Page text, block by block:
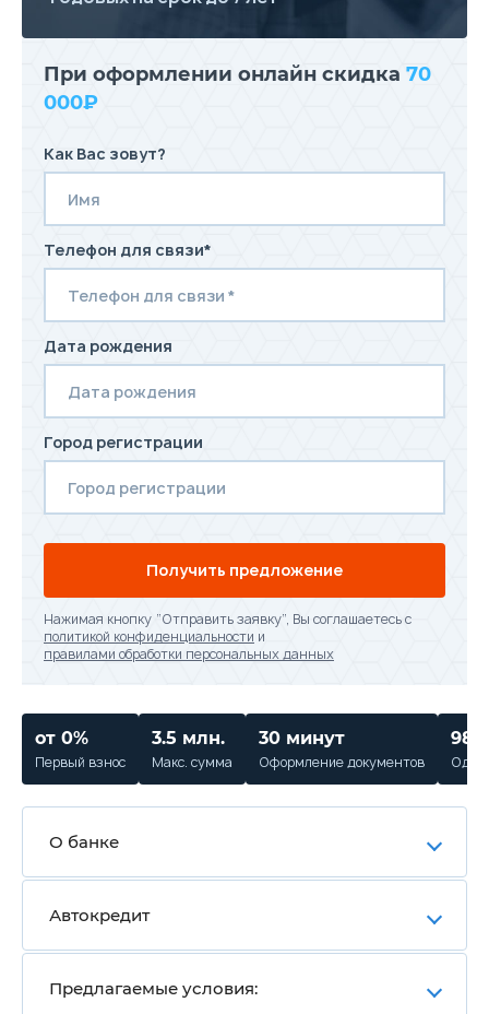
При оформлении онлайн скидка 70
000₽
Как Вас зовут?
Телефон для связи*
Дата рождения
Город регистрации
Получить предложение
Нажимая кнопку “Отправить заявку”, Вы соглашаетесь с
политикой конфиденциальности и
правилами обработки персональных данных
от 0%
Первый взнос
3.5 млн.
Макс. сумма
30 минут
Оформление документов
98%
О банке
Автокредит
Предлагаемые условия: